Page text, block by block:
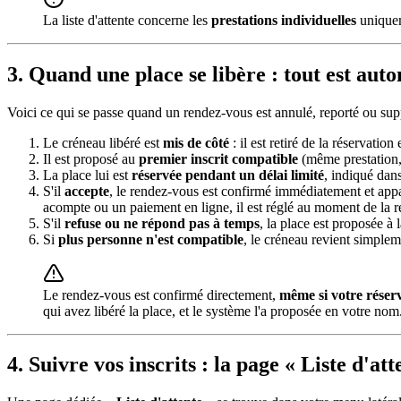
La liste d'attente concerne les prestations individuelles
3. Quand une place se libère : tout est
Voici ce qui se passe quand un rendez-vous est annulé, reporté ou
Le créneau libéré est mis de côté : il est retiré de la réservation
Il est proposé au premier inscrit compatible (même
La place lui est réservée pendant un délai limité, indiqué
S'il accepte, le rendez-vous est confirmé immédiatement et
acompte ou un paiement en ligne, il est réglé au moment de la
S'il refuse ou ne répond pas à temps, la place est proposée
Si plus personne n'est compatible, le créneau revient
Le rendez-vous est confirmé directement, même si votre
qui avez libéré la place, et le système l'a proposée en votre
4. Suivre vos inscrits : la page « Liste